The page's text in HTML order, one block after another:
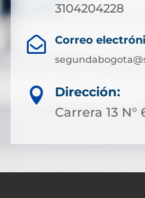
3104204228
 Correo

Dirección:
Carrera 13 N°